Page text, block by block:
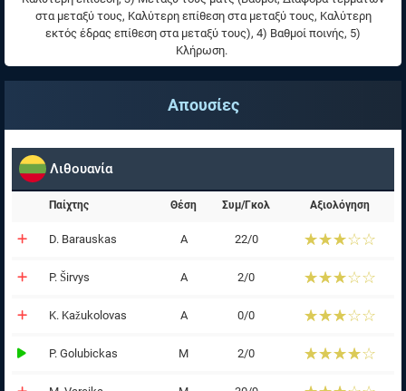
στα μεταξύ τους, Καλύτερη επίθεση στα μεταξύ τους, Καλύτερη
εκτός έδρας επίθεση στα μεταξύ τους), 4) Βαθμοί ποινής, 5)
Κλήρωση.
Απουσίες
Λιθουανία
Παίχτης Θέση Συμ/Γκολ Αξιολόγηση
D. Barauskas Α 22/0 ☆☆☆☆☆
★★★★★
P. Širvys Α 2/0 ☆☆☆☆☆
★★★★★
K. Kažukolovas Α 0/0 ☆☆☆☆☆
★★★★★
P. Golubickas Μ 2/0 ☆☆☆☆☆
★★★★★